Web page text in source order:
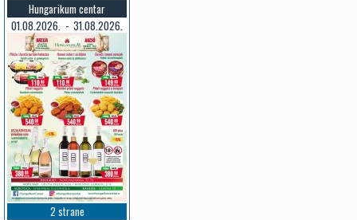
Hungarikum centar
01.08.2026. - 31.08.2026.
2 strane